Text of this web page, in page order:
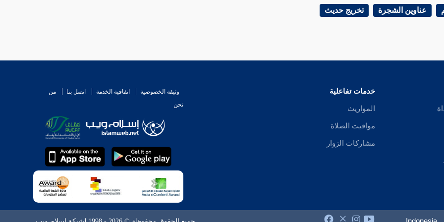
عناوين الشجرة تخريج حديث
خدمات تفاعلية
المواريث
مواقيت الصلاة
مشاركات الزوار
وثيقة الخصوصية اتفاقية الخدمة اتصل بنا
من
نحن